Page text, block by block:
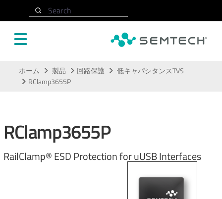
Search
ホーム 製品 回路保護
低キャパシタンスTVS
RClamp3655P
RClamp3655P
RailClamp® ESD Protection for uUSB Interfaces